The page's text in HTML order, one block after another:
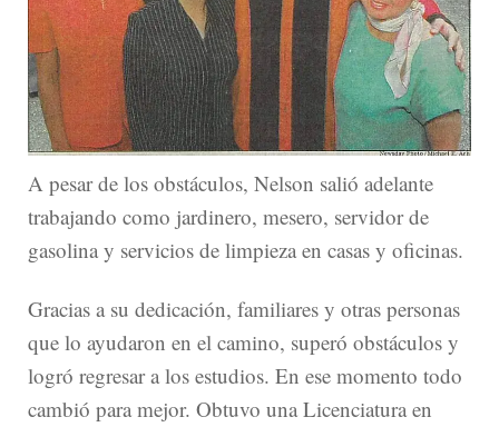
A pesar de los obstáculos, Nelson salió adelante
trabajando como jardinero, mesero, servidor de
gasolina y servicios de limpieza en casas y oficinas.
Gracias a su dedicación, familiares y otras personas
que lo ayudaron en el camino, superó obstáculos y
logró regresar a los estudios. En ese momento todo
cambió para mejor. Obtuvo una Licenciatura en